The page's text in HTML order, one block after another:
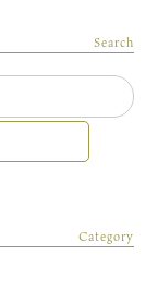
Search
Category